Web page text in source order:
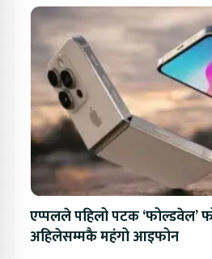
एप्पलले पहिलो पटक ‘फोल्डवेल’
अहिलेसम्मकै महंगो आइफोन